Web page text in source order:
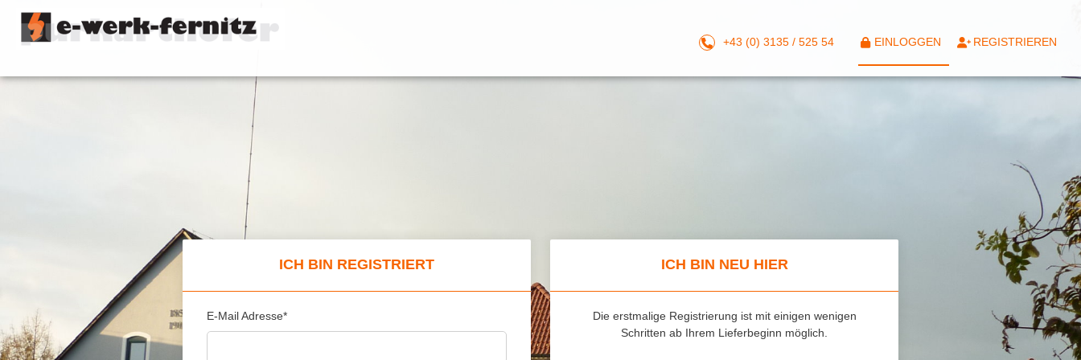
+43 (0) 3135 / 525 54 EINLOGGEN REGISTRIEREN
ICH BIN REGISTRIERT
E-Mail Adresse*
ICH BIN NEU HIER
Die erstmalige Registrierung ist mit einigen wenigen
Schritten ab Ihrem Lieferbeginn möglich.